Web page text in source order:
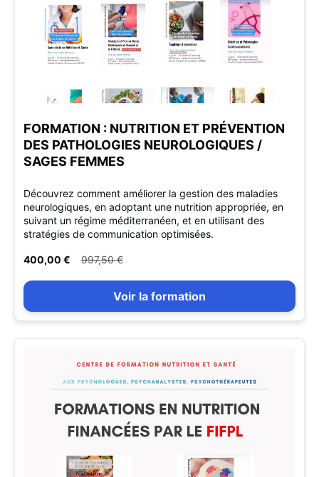
FORMATION : NUTRITION ET PRÉVENTION
DES PATHOLOGIES NEUROLOGIQUES /
SAGES FEMMES
Découvrez comment améliorer la gestion des maladies
neurologiques, en adoptant une nutrition appropriée, en
suivant un régime méditerranéen, et en utilisant des
stratégies de communication optimisées.
400,00 € 997,50 €
Voir la formation